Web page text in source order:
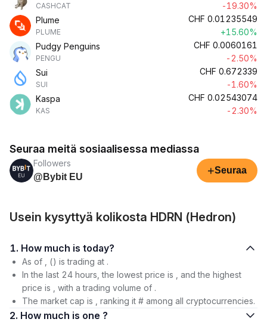
CASHCAT
-19.30%
Plume
PLUME
CHF 0.01235549
+15.60%
Pudgy Penguins
PENGU
CHF 0.0060161
-2.50%
Sui
SUI
CHF 0.672339
-1.60%
Kaspa
KAS
CHF 0.02543074
-2.30%
Seuraa meitä sosiaalisessa mediassa
Followers
@Bybit EU
+Seuraa
Usein kysyttyä kolikosta HDRN (Hedron)
1. How much is today?
As of , () is trading at .
In the last 24 hours, the lowest price is , and the highest
price is , with a trading volume of .
The market cap is , ranking it # among all cryptocurrencies.
2. How much is one ?